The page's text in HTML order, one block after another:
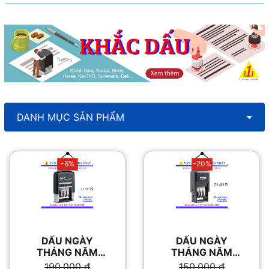
DANH MỤC SẢN PHẨM
-8%
DẤU NGÀY
THÁNG NĂM
TRODAT 4820
Giá
Giá
-20%
DẤU NGÀY
THÁNG NĂM
TRODAT 4810
Giá
Giá